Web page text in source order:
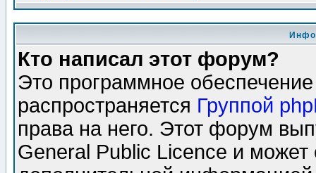
Кто написал этот форум?
Это программное
распространяется Группой
права на него. Этот форум
General Public Licence и может